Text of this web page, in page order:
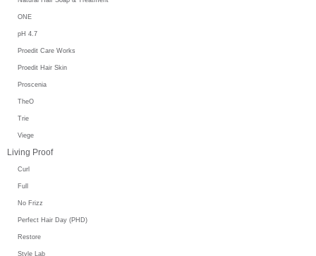
ONE
pH 4.7
Proedit Care Works
Proedit Hair Skin
Proscenia
TheO
Trie
Viege
Living Proof
Curl
Full
No Frizz
Perfect Hair Day (PHD)
Restore
Style Lab